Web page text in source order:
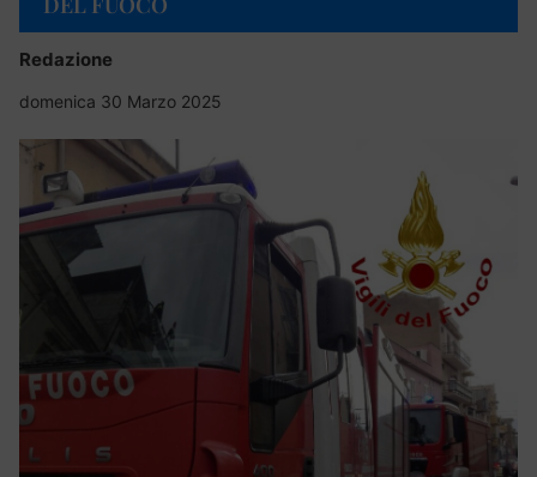
Redazione
domenica 30 Marzo 2025